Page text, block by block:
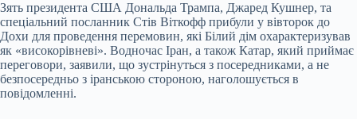
Зять президента США Дональда Трампа, Джаред Кушнер, та
спеціальний посланник Стів Віткофф прибули у вівторок до
Дохи для проведення перемовин, які Білий дім охарактеризував
як «високорівневі». Водночас Іран, а також Катар, який приймає
переговори, заявили, що зустрінуться з посередниками, а не
безпосередньо з іранською стороною, наголошується в
повідомленні.